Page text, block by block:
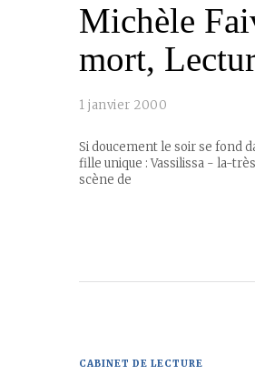
Michèle
mort,
1 janvier 2000
Si doucement le soir se fond
fille unique : Vassilissa - la-
scène de
CABINET DE LECTURE